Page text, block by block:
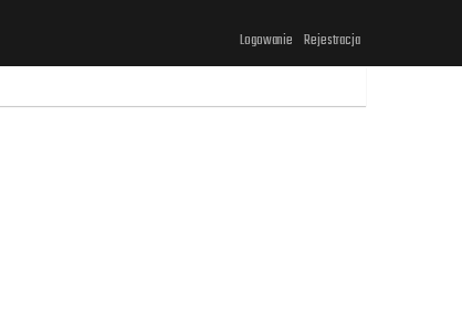
Logowanie Rejestracja